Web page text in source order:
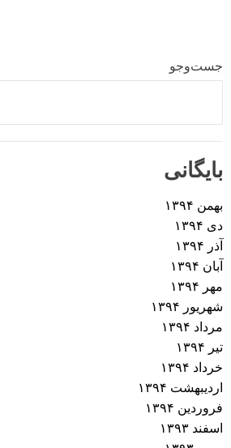
جست‌وجو
بایگانی
بهمن ۱۳۹۴
دی ۱۳۹۴
آذر ۱۳۹۴
آبان ۱۳۹۴
مهر ۱۳۹۴
شهریور ۱۳۹۴
مرداد ۱۳۹۴
تیر ۱۳۹۴
خرداد ۱۳۹۴
اردیبهشت ۱۳۹۴
فروردین ۱۳۹۴
اسفند ۱۳۹۳